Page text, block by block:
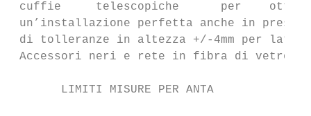
cuffie     telescopiche      per
un’installazione perfetta anche in
di tolleranze in altezza +/-4mm per lato.
Accessori neri e rete in fibra di vetro.
       LIMITI MISURE PER ANTA